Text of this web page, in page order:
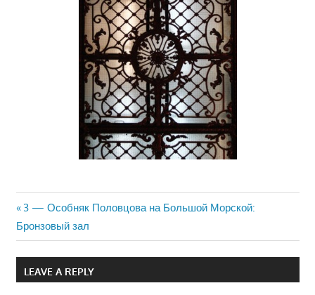
Навигация
по
записям
Previous
Post:
3 — Особняк Половцова на Большой Морской:
Бронзовый зал
LEAVE A REPLY